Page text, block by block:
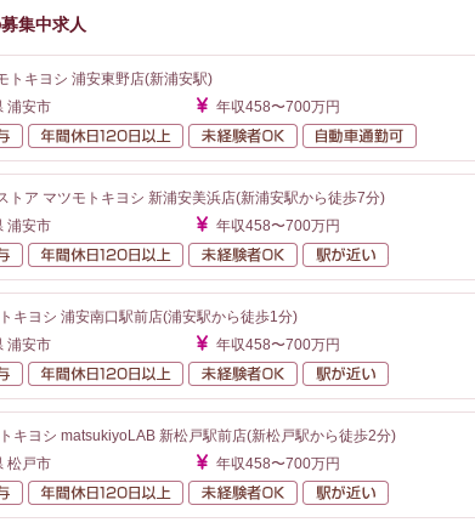
集中求人
トキヨシ 浦安東野店(新浦安駅)
浦安市
年収458〜700万円
高額給与
年間休日120日以上 未経験者OK
トア マツモトキヨシ 新浦安美浜店(新浦安駅から徒歩7分)
浦安市
年収458〜700万円
高額給与
年間休日120日以上 未経験者OK
キヨシ 浦安南口駅前店(浦安駅から徒歩1分)
浦安市
年収458〜700万円
高額給与
年間休日120日以上 未経験者OK
キヨシ matsukiyoLAB 新松戸駅前店(新松戸駅から徒歩2分)
松戸市
年収458〜700万円
高額給与
年間休日120日以上 未経験者OK